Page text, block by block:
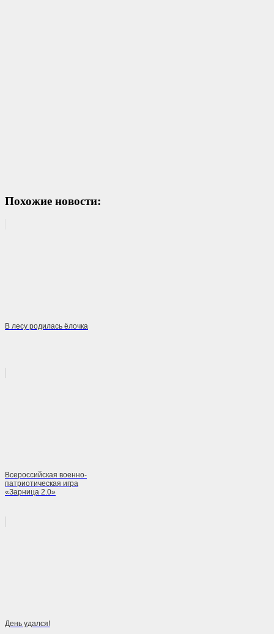
Похожие новости:
В лесу родилась ёлочка
Всероссийская военно-
патриотическая игра
«Зарница 2.0»
День удался!